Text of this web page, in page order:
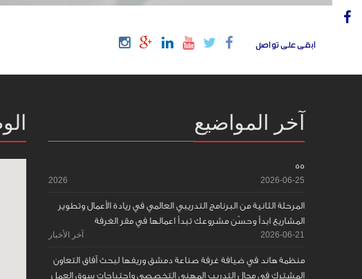
ابقى على تواصل
آخر المواضيع
55
2026-06-25
2026
المرحلة الثانية من البرنامج التدريبي العالمي في ريادة الأعمال وتطوير
المشاريع ابدأ وحسّن مشروعك تبدأ اعمالها في مقر الغرفة
2026-06-21 آخر الأخبار
منظمة هاند في ضيافة غرفة صناعة دمشق وريفها لبحث آفاق التعاون
المشترك في مجال التدريب المهني التخصصي واحتياجات سوق العمل